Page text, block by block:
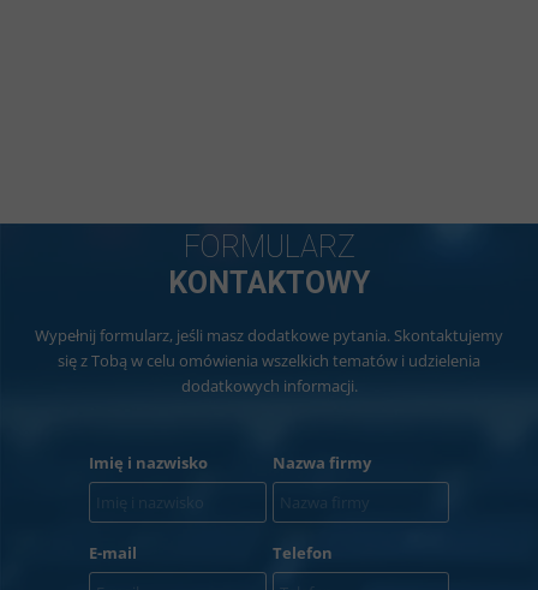
FORMULARZ
KONTAKTOWY
Wypełnij formularz, jeśli masz dodatkowe pytania. Skontaktujemy
się z Tobą w celu omówienia wszelkich tematów i udzielenia
dodatkowych informacji.
Imię i nazwisko Nazwa firmy
E-mail Telefon